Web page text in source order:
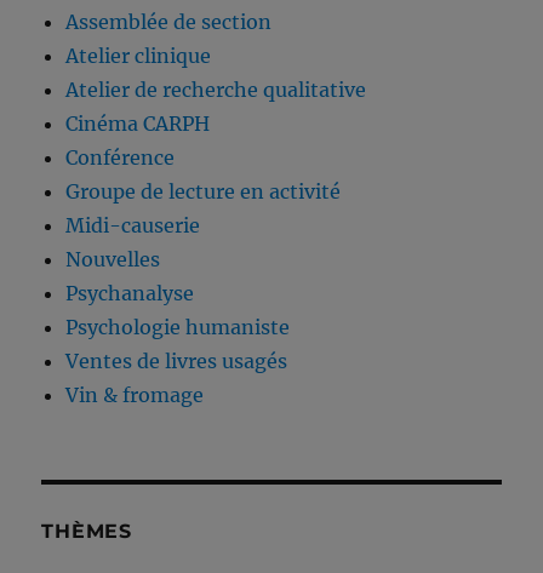
Assemblée de section
Atelier clinique
Atelier de recherche qualitative
Cinéma CARPH
Conférence
Groupe de lecture en activité
Midi-causerie
Nouvelles
Psychanalyse
Psychologie humaniste
Ventes de livres usagés
Vin & fromage
THÈMES